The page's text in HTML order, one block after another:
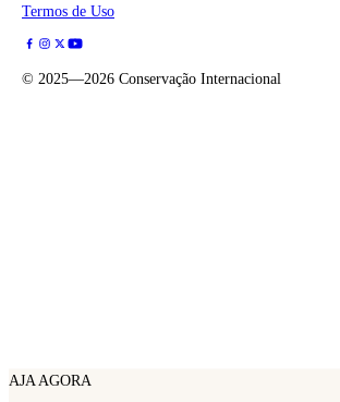
Termos de Uso
© 2025—2026 Conservação Internacional
AJA AGORA